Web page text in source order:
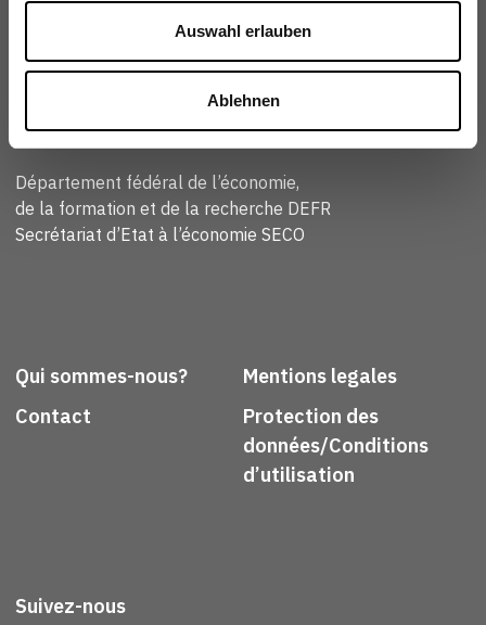
Auswahl erlauben
Ablehnen
Schweizerische Eidgenossenschaft
Département fédéral de l’économie,
de la formation et de la recherche DEFR
Secrétariat d’Etat à l’économie SECO
Qui sommes-nous?
Contact
Mentions legales
Protection des
données/Conditions
d’utilisation
Suivez-nous